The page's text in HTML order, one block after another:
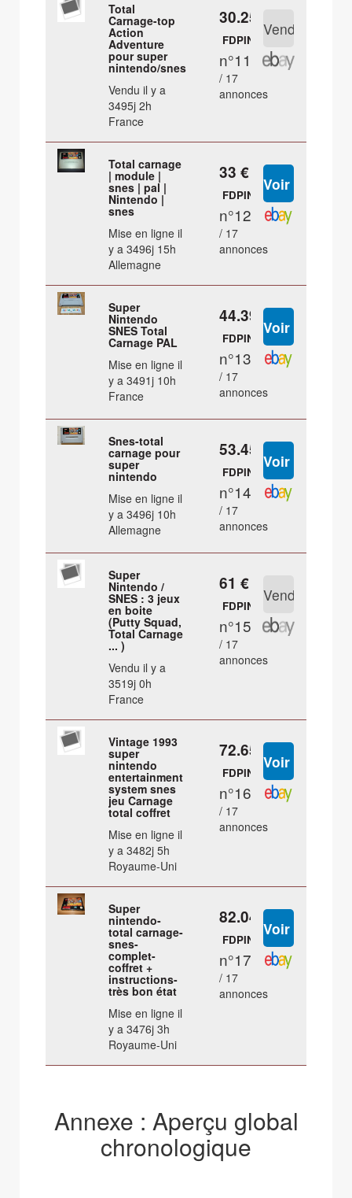
Total
Carnage-top
Action
Adventure
pour super
nintendo/snes
Vendu il y a
3495j 2h
France
30.25 €
FDPIN
n°11
/ 17
annonces
Total carnage
| module |
snes | pal |
Nintendo |
snes
Mise en ligne il
y a 3496j 15h
Allemagne
33 €
FDPIN
n°12
/ 17
annonces
Super
Nintendo
SNES Total
Carnage PAL
Mise en ligne il
y a 3491j 10h
France
44.39 €
FDPIN
n°13
/ 17
annonces
Snes-total
carnage pour
super
nintendo
Mise en ligne il
y a 3496j 10h
Allemagne
53.45 €
FDPIN
n°14
/ 17
annonces
Super
Nintendo /
SNES : 3 jeux
en boite
(Putty Squad,
Total Carnage
... )
Vendu il y a
3519j 0h
France
61 €
FDPIN
n°15
/ 17
annonces
Vintage 1993
super
nintendo
entertainment
system snes
jeu Carnage
total coffret
Mise en ligne il
y a 3482j 5h
Royaume-Uni
72.65 €
FDPIN
n°16
/ 17
annonces
Super
nintendo-
total carnage-
snes-
complet-
coffret +
instructions-
très bon état
Mise en ligne il
y a 3476j 3h
Royaume-Uni
82.04 €
FDPIN
n°17
/ 17
annonces
Annexe : Aperçu global
chronologique